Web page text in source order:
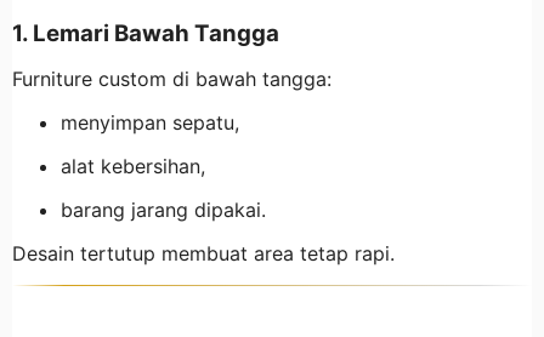
1. Lemari Bawah Tangga
Furniture custom di bawah tangga:
menyimpan sepatu,
alat kebersihan,
barang jarang dipakai.
Desain tertutup membuat area tetap rapi.